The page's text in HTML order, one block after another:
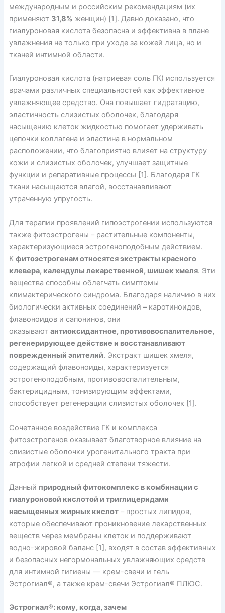
международным и российским рекомендациям (их
применяют 31,8% женщин) [1]. Давно доказано, что
гиалуроновая кислота безопасна и эффективна в плане
увлажнения не только при уходе за кожей лица, но и
тканей интимной области.
Гиалуроновая кислота (натриевая соль ГК) используется
врачами различных специальностей как эффективное
увлажняющее средство. Она повышает гидратацию,
эластичность слизистых оболочек, благодаря
насыщению клеток жидкостью помогает удерживать
цепочки коллагена и эластина в нормальном
расположении, что благоприятно влияет на структуру
кожи и слизистых оболочек, улучшает защитные
функции и репаративные процессы [1]. Благодаря ГК
ткани насыщаются влагой, восстанавливают
утраченную упругость.
Для терапии проявлений гипоэстрогении используются
также фитоэстрогены – растительные компоненты,
характеризующиеся эстрогеноподобным действием.
К фитоэстрогенам относятся экстракты красного
клевера, календулы лекарственной, шишек хмеля. Эти
вещества способны облегчать симптомы
климактерического синдрома. Благодаря наличию в них
биологически активных соединений – каротиноидов,
флавоноидов и сапонинов, они
оказывают антиоксидантное, противовоспалительное,
регенерирующее действие и восстанавливают
поврежденный эпителий. Экстракт шишек хмеля,
содержащий флавоноиды, характеризуется
эстрогеноподобным, противовоспалительным,
бактерицидным, тонизирующим эффектами,
способствует регенерации слизистых оболочек [1].
Сочетанное воздействие ГК и комплекса
фитоэстрогенов оказывает благотворное влияние на
слизистые оболочки урогенитального тракта при
атрофии легкой и средней степени тяжести.
Данный природный фитокомплекс в комбинации с
гиалуроновой кислотой и триглицеридами
насыщенных жирных кислот– простых липидов,
которые обеспечивают проникновение лекарственных
веществ через мембраны клеток и поддерживают
водно-жировой баланс [1], входят в состав эффективных
и безопасных негормональных увлажняющих средств
для интимной гигиены — крем-свечи и гель
Эстрогиал®, а также крем-свечи Эстрогиал® ПЛЮС.
Эстрогиал®: кому, когда, зачем